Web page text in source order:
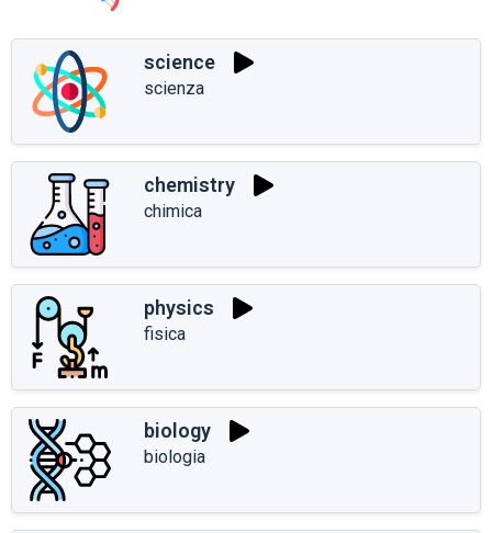
science
scienza
chemistry
chimica
physics
fisica
biology
biologia